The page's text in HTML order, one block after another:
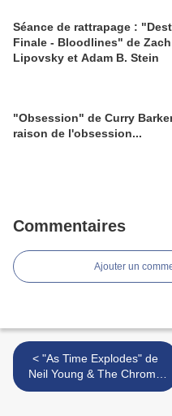
Séance de rattrapage :
Finale - Bloodlines" de Zach
Lipovsky et Adam B. Stein
"Obsession" de Curry
raison de l'obsession...
Commentaires
Ajouter un
< "As Time Explodes" de
Neil Young & The Chrome
Hearts : « No more Great